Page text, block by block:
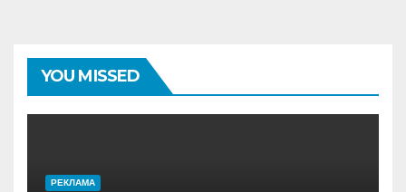
YOU MISSED
PЕКЛАМА